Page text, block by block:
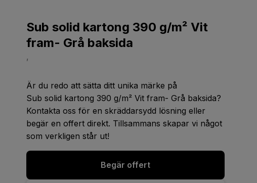
Sub solid kartong 390 g/m² Vit
fram- Grå baksida
,
Är du redo att sätta ditt unika märke på
Sub solid kartong 390 g/m² Vit fram- Grå baksida?
Kontakta oss för en skräddarsydd lösning eller
begär en offert direkt. Tillsammans skapar vi något
som verkligen står ut!
Begär offert